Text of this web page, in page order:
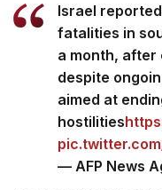
Israel
fatalities in
a month,
despite
aimed at
hostilities
— AFP News